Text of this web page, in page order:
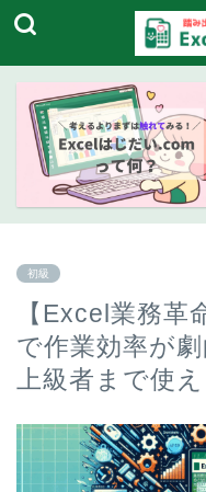
初級
【Excel業務革
で作業効率が
上級者まで使